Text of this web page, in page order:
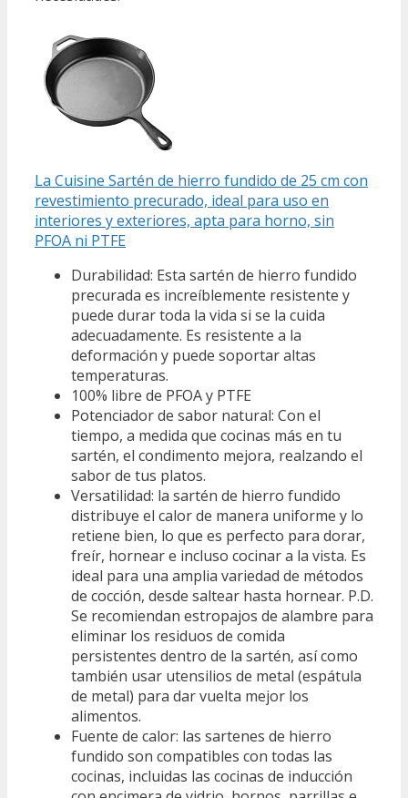
La Cuisine Sartén de hierro fundido de 25 cm con
revestimiento precurado, ideal para uso en
interiores y exteriores, apta para horno, sin
PFOA ni PTFE
Durabilidad: Esta sartén de hierro fundido
precurada es increíblemente resistente y
puede durar toda la vida si se la cuida
adecuadamente. Es resistente a la
deformación y puede soportar altas
temperaturas.
100% libre de PFOA y PTFE
Potenciador de sabor natural: Con el
tiempo, a medida que cocinas más en tu
sartén, el condimento mejora, realzando el
sabor de tus platos.
Versatilidad: la sartén de hierro fundido
distribuye el calor de manera uniforme y lo
retiene bien, lo que es perfecto para dorar,
freír, hornear e incluso cocinar a la vista. Es
ideal para una amplia variedad de métodos
de cocción, desde saltear hasta hornear. P.D.
Se recomiendan estropajos de alambre para
eliminar los residuos de comida
persistentes dentro de la sartén, así como
también usar utensilios de metal (espátula
de metal) para dar vuelta mejor los
alimentos.
Fuente de calor: las sartenes de hierro
fundido son compatibles con todas las
cocinas, incluidas las cocinas de inducción